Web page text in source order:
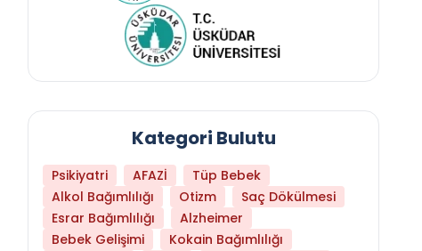
Kategori Bulutu
Psikiyatri AFAZİ
Tüp Bebek
Alkol Bağımlılığı
Otizm
Saç Dökülmesi
Esrar Bağımlılığı
Alzheimer
Bebek Gelişimi
Kokain Bağımlılığı